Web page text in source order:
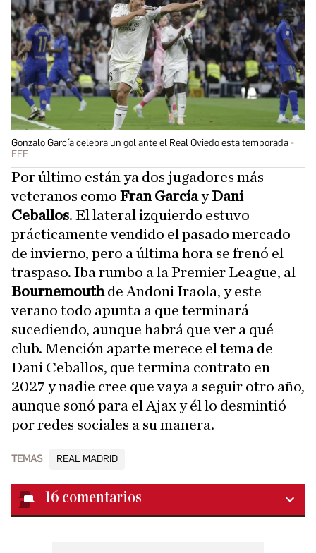
Gonzalo García celebra un gol ante el Real Oviedo esta temporada
EFE
Por último están ya dos jugadores más
veteranos como Fran GarcíayDani
Ceballos. El lateral izquierdo estuvo
prácticamente vendido el pasado mercado
de invierno, pero a última hora se frenó el
traspaso. Iba rumbo a la Premier League, al
Bournemouthde Andoni Iraola, y este
verano todo apunta a que terminará
sucediendo, aunque habrá que ver a qué
club. Mención aparte merece el tema de
Dani Ceballos, que termina contrato en
2027 y nadie cree que vaya a seguir otro año,
aunque sonó para el Ajax y él lo desmintió
por redes sociales a su manera.
TEMAS REAL MADRID
16 comentarios